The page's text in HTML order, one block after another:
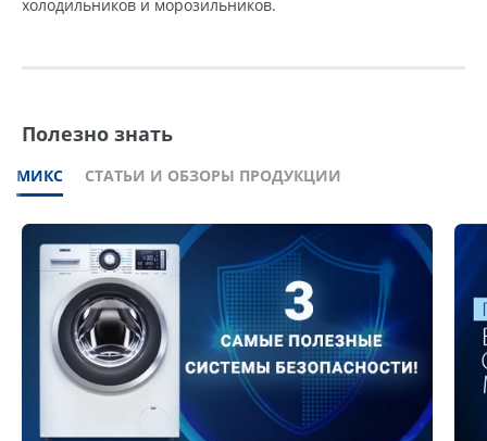
холодильников и морозильников.
Полезно знать
МИКС СТАТЬИ И ОБЗОРЫ ПРОДУКЦИИ